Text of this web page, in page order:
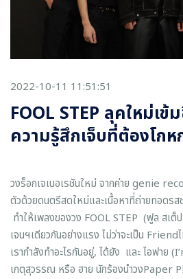
2022-10-11 11:51:51
FOOL STEP ลุคใหม่เ
ความรู้สึกเจ็บที่ต้องโกห
วงร็อกเจเนอเรชันใหม่ จากค่าย genie
ตัวด้วยดนตรีสดใหม่และเนื้อหาที่ถ่ายทอดร
ทำให้เพลงของวง FOOL STEP (ฟูล สเต็
เจนฯเดียวกันอย่างแรง ไม่ว่าจะเป็น
เรากำลังทำอะไรกันอยู่, ได้ยัง และ ไอฟาย
เกตุสุวรรณ หรือ ฮาย นักร้องนำวงPaper